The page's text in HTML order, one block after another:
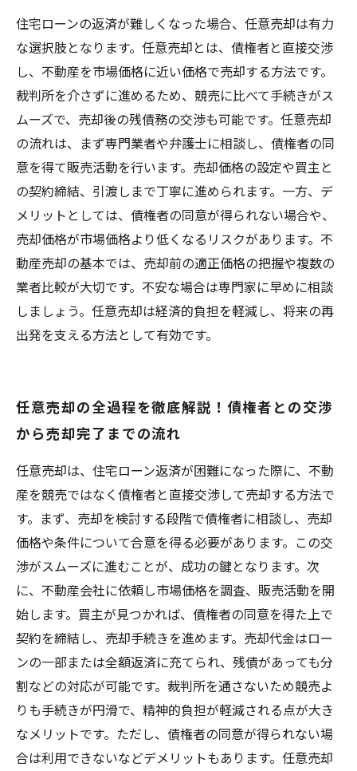
住宅ローンの返済が難しくなった場合、任意売却は有力
な選択肢となります。任意売却とは、債権者と直接交渉
し、不動産を市場価格に近い価格で売却する方法です。
裁判所を介さずに進めるため、競売に比べて手続きがス
ムーズで、売却後の残債務の交渉も可能です。任意売却
の流れは、まず専門業者や弁護士に相談し、債権者の同
意を得て販売活動を行います。売却価格の設定や買主と
の契約締結、引渡しまで丁寧に進められます。一方、デ
メリットとしては、債権者の同意が得られない場合や、
売却価格が市場価格より低くなるリスクがあります。不
動産売却の基本では、売却前の適正価格の把握や複数の
業者比較が大切です。不安な場合は専門家に早めに相談
しましょう。任意売却は経済的負担を軽減し、将来の再
出発を支える方法として有効です。
任意売却の全過程を徹底解説！債権者との交渉
から売却完了までの流れ
任意売却は、住宅ローン返済が困難になった際に、不動
産を競売ではなく債権者と直接交渉して売却する方法で
す。まず、売却を検討する段階で債権者に相談し、売却
価格や条件について合意を得る必要があります。この交
渉がスムーズに進むことが、成功の鍵となります。次
に、不動産会社に依頼し市場価格を調査、販売活動を開
始します。買主が見つかれば、債権者の同意を得た上で
契約を締結し、売却手続きを進めます。売却代金はロー
ンの一部または全額返済に充てられ、残債があっても分
割などの対応が可能です。裁判所を通さないため競売よ
りも手続きが円滑で、精神的負担が軽減される点が大き
なメリットです。ただし、債権者の同意が得られない場
合は利用できないなどデメリットもあります。任意売却